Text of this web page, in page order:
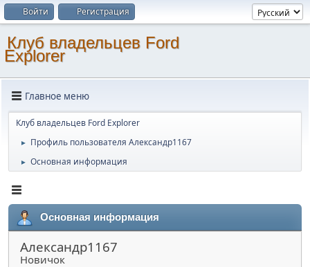
Войти Регистрация
Клуб владельцев Ford
Explorer
Главное меню
Клуб владельцев Ford Explorer
► Профиль пользователя Александр1167
► Основная информация
Основная информация
Александр1167
Новичок